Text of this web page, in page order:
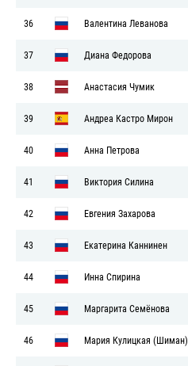
36 Валентина Леванова
37 Диана Федорова
38 Анастасия Чумик
39 Андреа Кастро Мирон
40 Анна Петрова
41 Виктория Силина
42 Евгения Захарова
43 Екатерина Каннинен
44 Инна Спирина
45 Маргарита Семёнова
46 Мария Кулицкая (Шиман)